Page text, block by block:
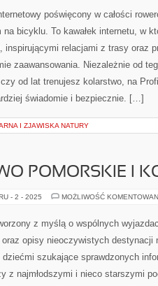
które dbają o kampanię
etykiety bądź też
gospodarczej to taka
gadżet rozdawany jest za
poszukują tego rodzaju akcesoriów.
nie tylko logo, ale też
I
- 2 - 2025 MOŻLIWOŚĆ